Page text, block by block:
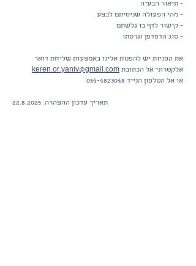
- תיאור הבעיה
- מהי הפעולה שניסיתם לבצע
- קישור לדף בו גלשתם
- סוג הדפדפן וגרסתו
את הפניות יש להפנות אלינו באמצעות שליחת דואר
אלקטרוני אל הכתובת keren.or.yaniv@gmail.com
או אל הטלפון הנייד 054-4823048
​תאריך עדכון ההצהרה: 22.8.2025